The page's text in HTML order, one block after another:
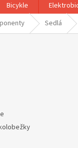
Bicykle
Sedlá